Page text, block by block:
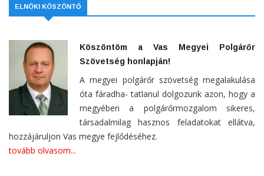
ELNÖKI KÖSZÖNTŐ
Köszöntöm a Vas Megyei Polgárőr
Szövetség honlapján!
A megyei polgárőr szövetség megalakulása
óta fáradha- tatlanul dolgozunk azon, hogy a
megyében a polgárőrmozgalom sikeres,
társadalmilag hasznos feladatokat ellátva,
hozzájáruljon Vas megye fejlődéséhez.
tovább olvasom...